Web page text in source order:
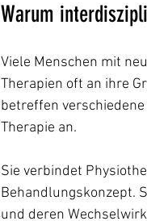
Warum
Viele Menschen mit
Therapien oft an ihre
betreffen
Therapie an.
Sie verbindet
Behandlungskonzept.
und deren